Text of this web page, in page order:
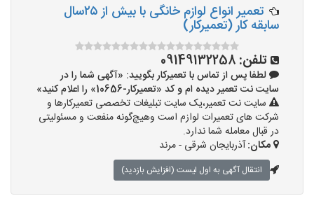
تعمیر انواع لوازم خانگی با بیش از ۲۵سال
سابقه کار (تعمیرکار)
تلفن: 09149132258
لطفا پس از تماس با تعمیرکار بگویید: «آگهی شما را در
سایت نت تعمیر دیده ام و کد «تعمیرکار-10656» را اعلام کنید»
سایت نت تعمیر،یک سایت تبلیغات تخصصی تعمیرکارها و
شرکت های تعمیرات لوازم است وهیچ‌گونه منفعت و مسئولیتی
در قبال معامله شما ندارد.
مکان:آذربایجان شرقی - مرند
انتقال آگهی به اول لیست (افزایش بازدید)